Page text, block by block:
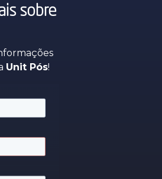
sobre
Unit Pós!